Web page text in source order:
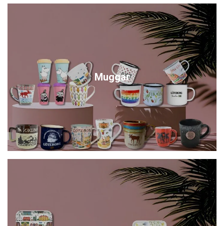
Muggar